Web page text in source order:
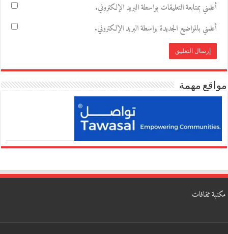
أعلمني بمتابعة التعليقات بواسطة البريد الإلكتروني.
أعلمني بالمواضيع الجديدة بواسطة البريد الإلكتروني.
مواقع مهمة
مكتبة ثقافات